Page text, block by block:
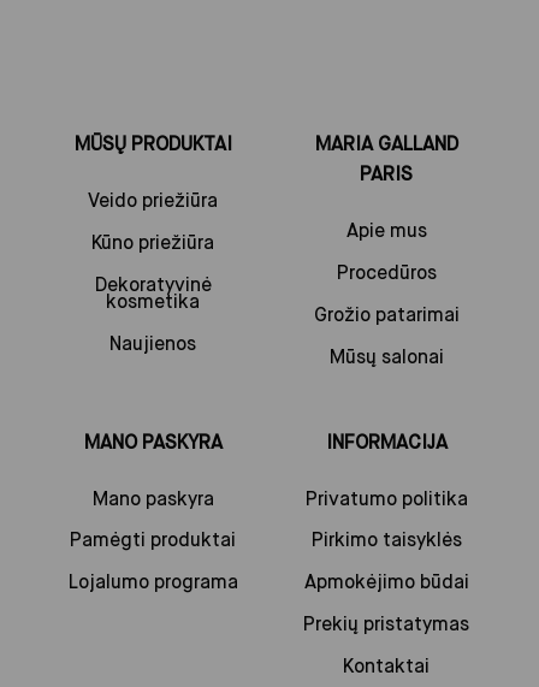
MŪSŲ PRODUKTAI
Veido priežiūra
Kūno priežiūra
Dekoratyvinė
kosmetika
Naujienos
MARIA GALLAND
PARIS
Apie mus
Procedūros
Grožio patarimai
Mūsų salonai
MANO PASKYRA
Mano paskyra
Pamėgti produktai
Lojalumo programa
INFORMACIJA
Privatumo politika
Pirkimo taisyklės
Apmokėjimo būdai
Prekių pristatymas
Kontaktai